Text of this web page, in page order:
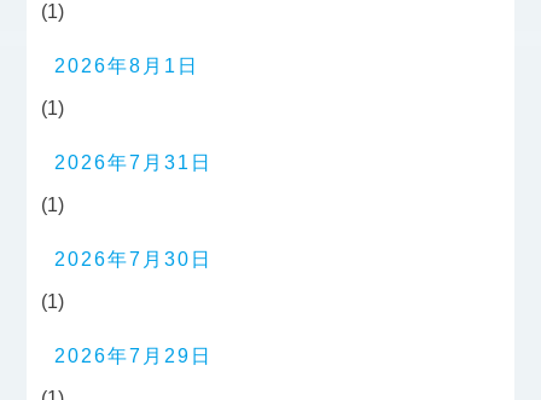
(1)
2026年8月1日
(1)
2026年7月31日
(1)
2026年7月30日
(1)
2026年7月29日